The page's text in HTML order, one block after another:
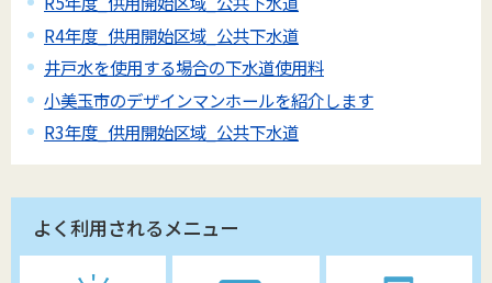
R4年度_供用開始区域_公共下水道
井戸水を使用する場合の下水道使用料
小美玉市のデザインマンホールを紹介します
R3年度_供用開始区域_公共下水道
よく利用されるメニュー